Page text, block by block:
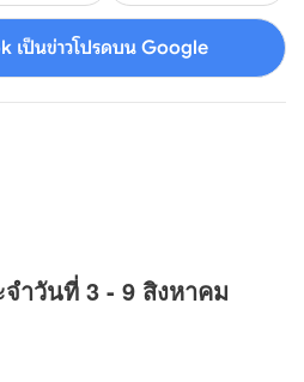
เป็นข่าวโปรดบน Google
ำวันที่ 3 - 9 สิงหาคม